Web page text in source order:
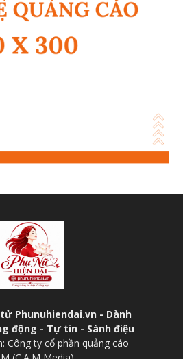
Phunuhiendai.vn - Dành
động - Tự tin - Sành điệu
Công ty cổ phần quảng cáo